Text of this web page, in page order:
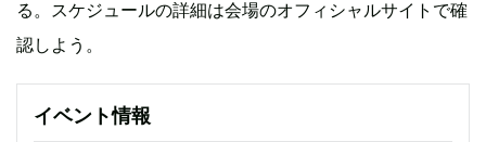
る。スケジュールの詳細は会場のオフィシャルサイトで確
認しよう。
イベント情報